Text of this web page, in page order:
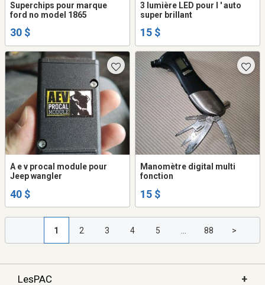
Superchips pour marque
ford no model 1865
30 $
3 lumière LED pour l ' auto
super brillant
15 $
A e v procal module pour
Jeep wangler
40 $
Manomètre digital multi
fonction
15 $
1 2 3 4 5 88 >
LesPAC +